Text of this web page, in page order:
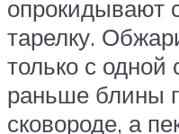
опрокидывают
тарелку.
только с
раньше блины
сковороде, а